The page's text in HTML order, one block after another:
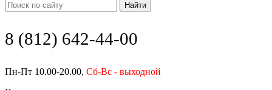
Найти
8 (812) 642-44-00
Пн-Пт 10.00-20.00, Сб-Вс - выходной